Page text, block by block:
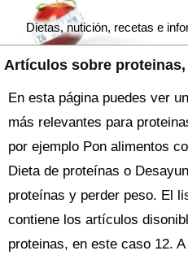
Artículos sobre proteinas
Dietas, nutición, recetas e
En esta página puedes ver
más relevantes para
por ejemplo Pon alimentos
Dieta de proteínas o
proteínas y perder peso. El
contiene los artículos
proteinas, en este caso 12.